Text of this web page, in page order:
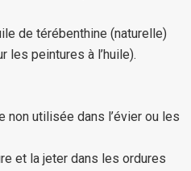
de térébenthine (naturelle)
les peintures à l’huile).
non utilisée dans l’évier ou les
et la jeter dans les ordures